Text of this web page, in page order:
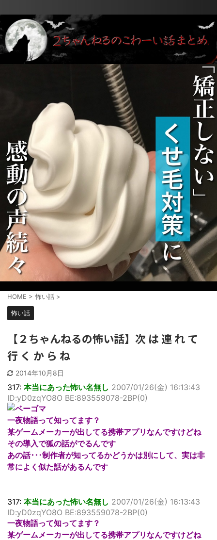
HOME > 怖い話 >
怖い話
【２ちゃんねるの怖い話】次 は 連 れ て
行 く か ら ね
2014年10月8日
317: 本当にあった怖い名無し 2007/01/26(金) 16:13:43
ID:yD0zqYO8O BE:893559078-2BP(0)
一夜物語って知ってます？
某ゲームメーカーが出してる携帯アプリなんですけどね
その導入で狐の話がでるんです
あの話･･･制作者が知ってるかどうかは別にして、実は非
常によく似た話があるんです
317: 本当にあった怖い名無し 2007/01/26(金) 16:13:43
ID:yD0zqYO8O BE:893559078-2BP(0)
一夜物語って知ってます？
某ゲームメーカーが出してる携帯アプリなんですけどね